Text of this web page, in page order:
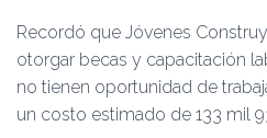
Recordó que Jóvenes
otorgar becas y capacitación
no tienen oportunidad de
un costo estimado de 133 mil